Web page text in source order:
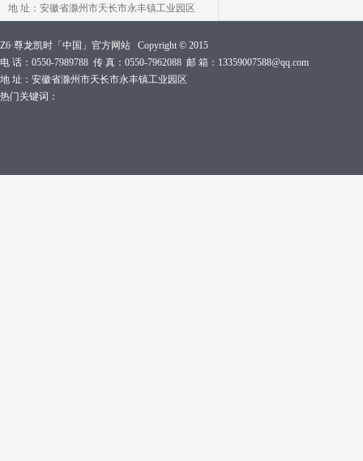
地 址：安徽省滁州市天长市永丰镇工业园区
Z6·尊龙凯时「中国」官方网站 Copyright © 2015
电 话：0550-7989788 传 真：0550-7962088 邮 箱：13359007588@qq.com
地 址：安徽省滁州市天长市永丰镇工业园区
热门关键词：